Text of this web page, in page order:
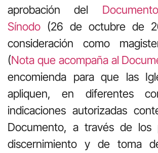
aprobación del
Sínodo (26 de octubre de
consideración como
(Nota que acompaña al
encomienda para que las
apliquen, en diferentes
indicaciones autorizadas
Documento, a través de los
discernimiento y de toma